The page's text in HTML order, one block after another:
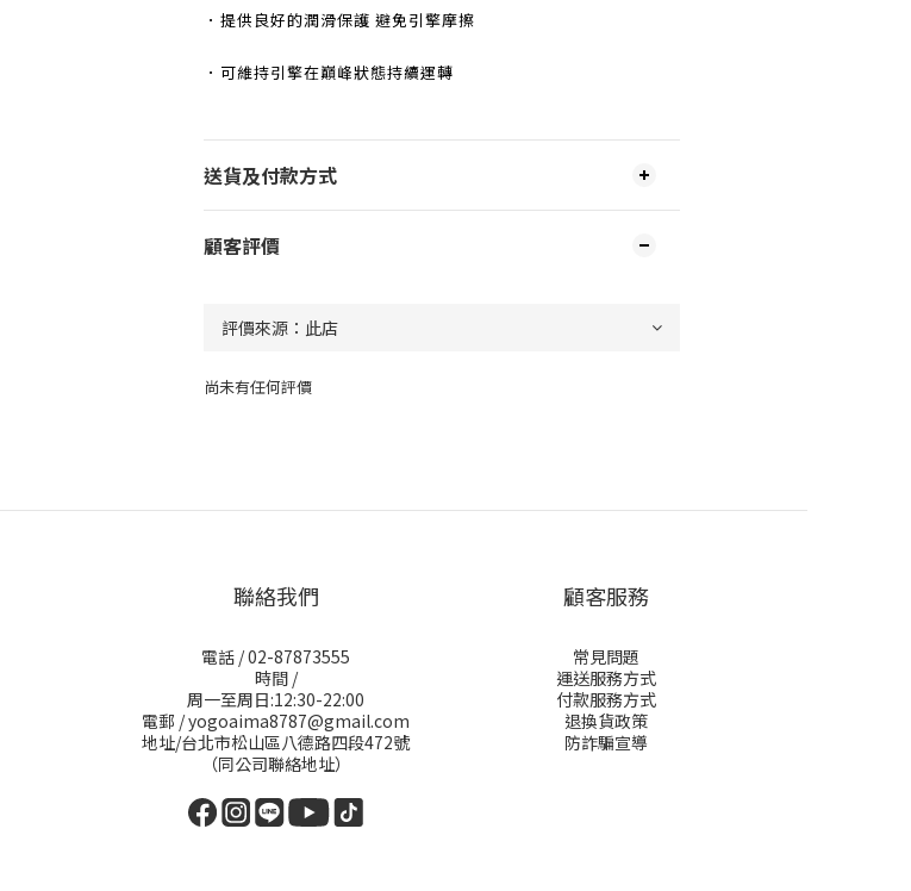
．提供良好的潤滑保護 避免引擎摩擦
．可維持引擎在巔峰狀態持續運轉
送貨及付款方式
顧客評價
尚未有任何評價
聯絡我們
電話 / 02-87873555
時間 /
周一至周日:12:30-22:00
電郵 / yogoaima8787@gmail.com
地址/台北市松山區八德路四段472號
（同公司聯絡地址）
顧客服務
常見問題
運送服務方式
付款服務方式
退換貨政策
防詐騙宣導